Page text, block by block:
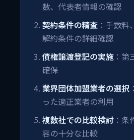
数、代表者情報の確認
契約条件の精査 ：手数料
解約条件の詳細確認
債権譲渡登記の実施 ：
確保
業界団体加盟業者の選択
った適正業者の利用
複数社での比較検討 ：
容の十分な比較